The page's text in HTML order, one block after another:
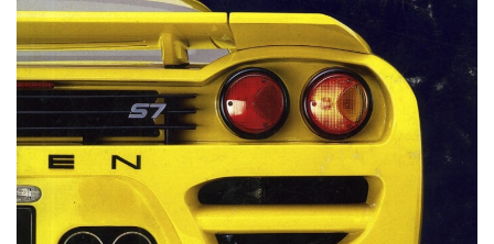
Corriere della sera 4 Dic. 2009 “Ori e splendori della capitale”